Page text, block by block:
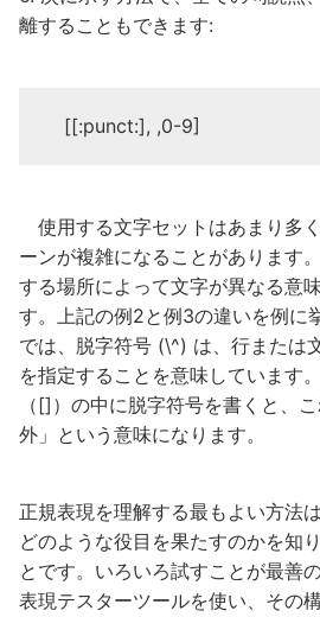
離することもできます:
[[:punct:], ,0-9]
使用する文字セットはあまり多
ーンが複雑になることがあります
する場所によって文字が異なる意
す。上記の例2と例3の違いを例に
では、脱字符号 (\^) は、行または
を指定することを意味しています
（[]）の中に脱字符号を書くと、
外」という意味になります。
正規表現を理解する最もよい方法
どのような役目を果たすのかを知
とです。いろいろ試すことが最善
表現テスターツールを使い、その